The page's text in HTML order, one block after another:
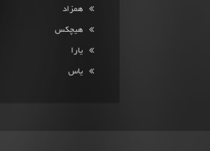
همزاد
هیچکس
یارا
یاس